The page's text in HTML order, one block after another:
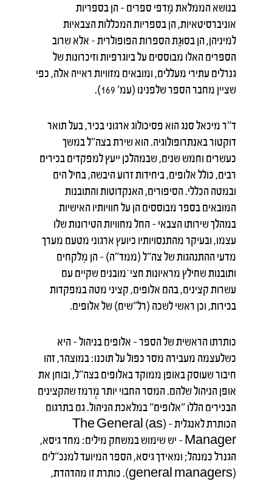
בנושא הממלאת מַדפי ספרים – הן בספריות
אוניברסיטאיות, הן בספריות המכללות הצבאיות
למיניהן, הן בסוּגַת הספרות הפופולרית – אלא שרוב
הספרים האלו מבוססים על ביוגרפיות וזיכרונות של
גנרלים עתירי מעללים, ומובאים מזוויות ראייה אלה, כפי
שציין מחבר הספר שלפנינו (עמ' 169).
ד"ר מיכאל סנג הוא פסיכולוג ארגוני בכיר, בעל תואר
דוקטור באנתרופולוגיה. הוא שירת בצה"ל במשך
כעשרים וחמש שנים, שבמהלכן ייעץ למפקדים בכירים
רבים, כולל אלופים, ביחידות זרוע היבשה, בחיל הים
ובמטה הכללי. הסיפורים, האנקדוטות והתובנות
המובאים בספר מבוססים הן על חוויותיו האישיות
במהלך שירותו הצבאי – החל מחוויות הטירונות שלו
עצמו, ובעיקר מהתנסויותיו כיועץ ארגוני מטעם מערך
מדעי ההתנהגות של צה"ל (ממד"ה) – הן מִלקחים
ותובנות שחילץ מראיונות חצי־מובנים שקיים עם
עשרות קצינים, בהם אלופים, קציני מטה במפקדות
בכירות, וכן ראשי לשכה (רל"שים) של אלופים.
כותרתו הראשית של הספר – אלופים בניהול – היא
כשלעצמה מעבירה מסר כפול על תוכנו: במוצהר, זהו
חיבור שעוסק באופן ממוקד באלופים בצה"ל, ובוחן את
אופן הניהול שלהם. המסר החבוי יותר מְרמז שהקצינים
הבכירים הללו "אלופים" במלאכת הניהול. גם בתרגום
הכותרת לאנגלית – The General (as)
Manager – יש שימוש במשחק מילים: מחד גיסא,
הגנרל כמנהל; ומאידך גיסא, הספר המיועד למנכ"לים
(general managers). כותרת זו מהדהדת,